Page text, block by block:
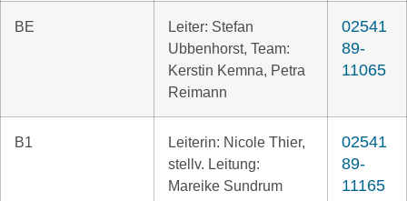
BE
Leiter: Stefan
Ubbenhorst, Team:
Kerstin Kemna, Petra
Reimann
02541
89-
11065
B1
Leiterin: Nicole Thier,
stellv. Leitung:
Mareike Sundrum
02541
89-
11165